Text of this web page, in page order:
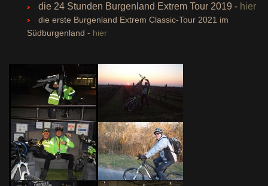
die 24 Stunden Burgenland Extrem Tour 2019 - hier
die erste Burgenland Extrem Classic-Tour 2021 im
Südburgenland - hier